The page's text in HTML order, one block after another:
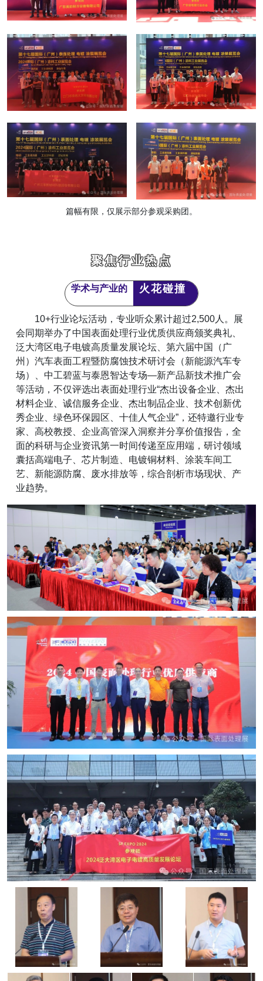
篇幅有限，仅展示部分参观采购团。
聚焦行业热点
学术与产业的 火花碰撞
10+行业论坛活动，专业听众累计超过2,500人。展
会同期举办了中国表面处理行业优质供应商颁奖典礼、
泛大湾区电子电镀高质量发展论坛、第六届中国（广
州）汽车表面工程暨防腐蚀技术研讨会（新能源汽车专
场）、中工碧蓝与泰恩智达专场—新产品新技术推广会
等活动，不仅评选出表面处理行业“杰出设备企业、杰出
材料企业、诚信服务企业、杰出制品企业、技术创新优
秀企业、绿色环保园区、十佳人气企业”，还特邀行业专
家、高校教授、企业高管深入洞察并分享价值报告，全
面的科研与企业资讯第一时间传递至应用端，研讨领域
囊括高端电子、芯片制造、电镀铜材料、涂装车间工
艺、新能源防腐、废水排放等，综合剖析市场现状、产
业趋势。